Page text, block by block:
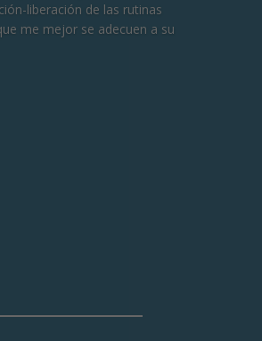
liberación de las rutinas
me mejor se adecuen a su